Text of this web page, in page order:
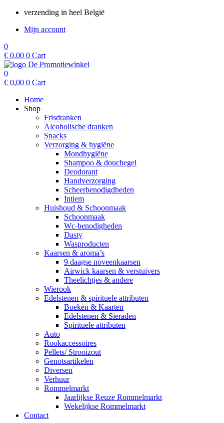
verzending in heel België
Mijn account
0
€ 0,00 0 Cart
0
€ 0,00 0 Cart
Home
Shop
Frisdranken
Alcoholische dranken
Snacks
Verzorging & hygiëne
Mondhygiëne
Shampoo & douchegel
Deodorant
Handverzorging
Scheerbenodigdheden
Intiem
Huishoud & Schoonmaak
Schoonmaak
Wc-benodigheden
Dasty
Wasproducten
Kaarsen & aroma’s
9 daagse noveenkaarsen
Airwick kaarsen & verstuivers
Theelichtjes & andere
Wierook
Edelstenen & spirituele attributen
Boeken & Kaarten
Edelstenen & Sieraden
Spirituele attributen
Auto
Rookaccessoires
Pellets/ Strooizout
Genotsartikelen
Diversen
Verhuur
Rommelmarkt
Jaarlijkse Reuze Rommelmarkt
Wekelijkse Rommelmarkt
Contact